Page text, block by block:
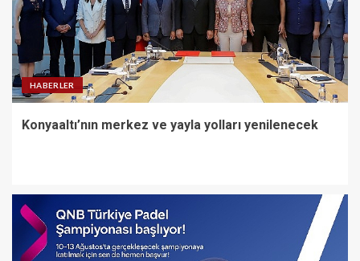
4
Başkan Özgökçen, Pekyatırmacı
ve Bağcı Şefikcan Parkı’nda
Vatandaşlarla Bir Araya Geldi
5
HABERLER
Konyaaltı’nın merkez ve yayla yolları yenilenecek